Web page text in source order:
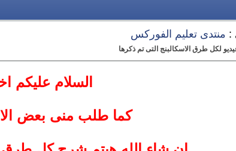
: منتدى تعليم الفوركس
لكل طرق الاسكالبنج التى تم ذكرها
السلام عليكم
كما طلب منى بعض